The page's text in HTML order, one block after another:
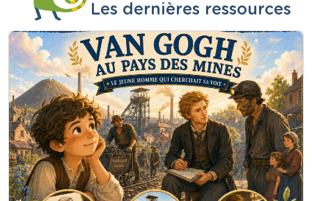
Les dernières ressources